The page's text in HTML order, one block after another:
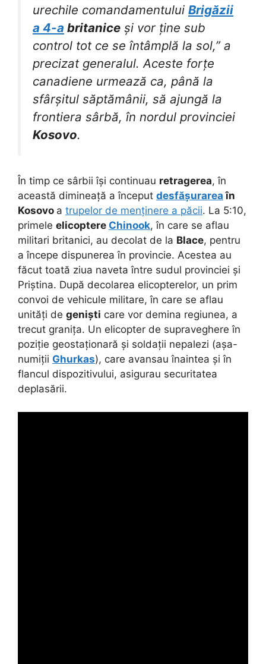
urechile comandamentului Brigăzii
a 4-a britanice și vor ține sub
control tot ce se întâmplă la sol,” a
precizat generalul. Aceste forțe
canadiene urmează ca, până la
sfârșitul săptămânii, să ajungă la
frontiera sârbă, în nordul provinciei
Kosovo.
În timp ce sârbii își continuau retragerea, în
această dimineață a început desfășurarea în
Kosovo a trupelor de menținere a păcii. La 5:10,
primele elicoptere Chinook, în care se aflau
militari britanici, au decolat de la Blace, pentru
a începe dispunerea în provincie. Acestea au
făcut toată ziua naveta între sudul provinciei și
Priștina. După decolarea elicopterelor, un prim
convoi de vehicule militare, în care se aflau
unități de geniști care vor demina regiunea, a
trecut granița. Un elicopter de supraveghere în
poziție geostaționară și soldații nepalezi (așa-
numiții Ghurkas), care avansau înaintea și în
flancul dispozitivului, asigurau securitatea
deplasării.